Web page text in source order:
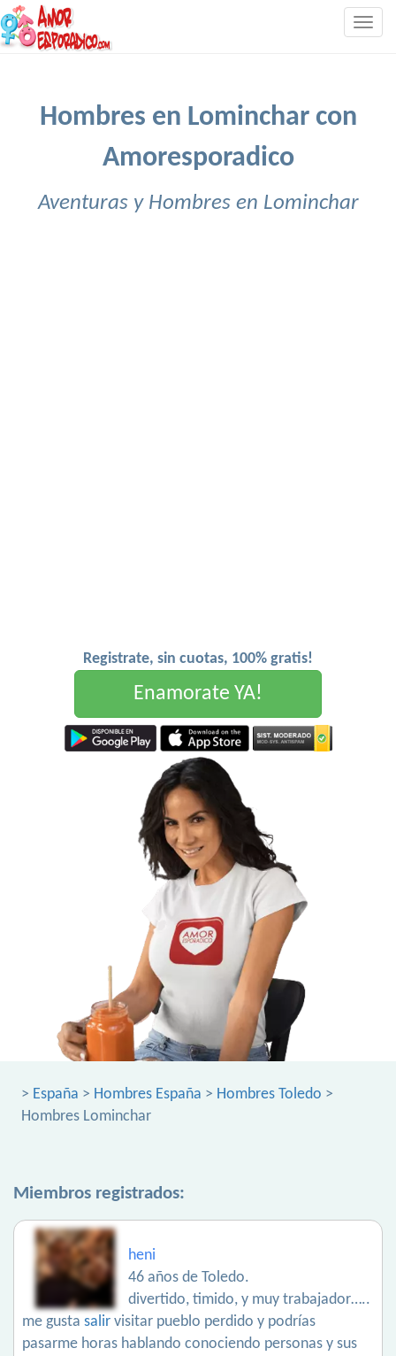
Hombres en Lominchar con
Amoresporadico
Aventuras y Hombres en Lominchar
Registrate, sin cuotas, 100% gratis!
Enamorate YA!
> España > Hombres España > Hombres Toledo >
Hombres Lominchar
Miembros registrados:
heni
46 años de Toledo.
divertido, timido, y muy trabajador…..
me gusta salir visitar pueblo perdido y podrías
pasarme horas hablando conociendo personas y sus